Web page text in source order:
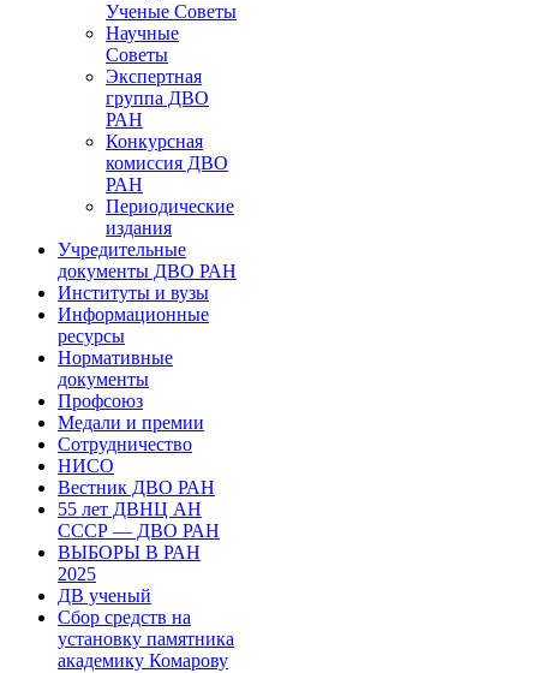
Ученые Советы
Научные
Советы
Экспертная
группа ДВО
РАН
Конкурсная
комиссия ДВО
РАН
Периодические
издания
Учредительные
документы ДВО РАН
Институты и вузы
Информационные
ресурсы
Нормативные
документы
Профсоюз
Медали и премии
Сотрудничество
НИСО
Вестник ДВО РАН
55 лет ДВНЦ АН
СССР — ДВО РАН
ВЫБОРЫ В РАН
2025
ДВ ученый
Сбор средств на
установку памятника
академику Комарову